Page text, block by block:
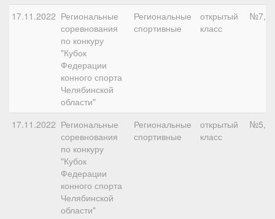
17.11.2022 Региональные
соревнования
по конкуру
"Кубок
Федерации
конного спорта
Челябинской
области"
Региональные
спортивные
открытый
класс
№7,
17.11.2022 Региональные
соревнования
по конкуру
"Кубок
Федерации
конного спорта
Челябинской
области"
Региональные
спортивные
открытый
класс
№5,